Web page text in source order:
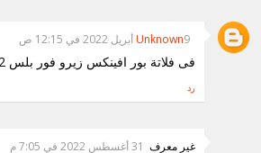
Unknown9 أبريل 2022 في 12:15 ص
فى فلاتة بور افينكس زيرو فور بلس x602
رد
غير معرف 31 أغسطس 2022 في 7:05 م